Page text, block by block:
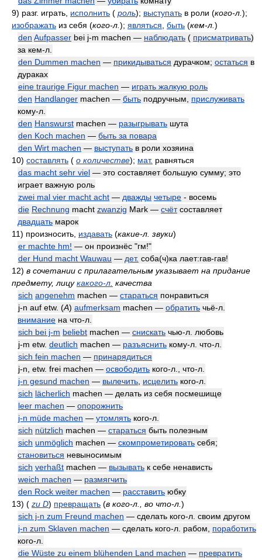
9) разг. играть, исполнить ( роль); выступать в роли (кого-л. );
изображать из себя (кого-л. ); являться быть (кем-л. )
den Aufpasser bei j-m machen — наблюдать ( присматривать)
за кем-л.
den Dummen machen — прикидываться дурачком; остаться в
дураках
eine traurige Figur machen — играть жалкую роль
den Handlanger machen — быть подручным, прислуживать
кому-л.
den Hanswurst machen — разыгрывать шута
den Koch machen — быть за повара
den Wirt machen — выступать в роли хозяина
10) составлять ( о количестве); мат. равняться
das macht sehr viel — это составляет большую сумму; это
играет важную роль
zwei mal vier macht acht — дважды четыре - восемь
die Rechnung macht zwanzig Mark — счётсоставляет
двадцать марок
11) произносить, издавать (какие-л. звуки)
er machte hm! — он произнёс "гм!"
der Hund macht Wauwau — дет. соба(ч)ка лает:гав-гав!
12) в сочетании с прилагательным указывает на придание
предмету, лицукакого-л. качества
sich angenehm machen — стараться понравиться
j-n auf etw. (A) aufmerksam machen — обратить чьё-л.
внимание на что-л.
sich bei j-m beliebt machen — снискать чью-л. любовь
j-m etw. deutlich machen — разъяснить кому-л. что-л.
sich fein machen — принарядиться
j-n, etw. frei machen — освободить кого-л., что-л.
j-n gesund machen — вылечить исцелить кого-л.
sich lächerlich machen — делать из себя посмешище
leer machen — опорожнить
j-n müde machen — утомлять кого-л.
sich nützlich machen — стараться быть полезным
sich unmöglich machen — скомпрометировать себя;
становиться невыносимым
sich verhaßt machen — вызывать к себе ненависть
weich machen — размягчить
den Rock weiter machen — расставить юбку
13) ( zu D) превращать (в кого-л., во что-л. )
sich j-n zum Freund machen — сделать кого-л. своим другом
j-n zum Sklaven machen — сделать кого-л. рабом, поработить
кого-л.
die Wüste zu einem blühenden Land machen — превратить